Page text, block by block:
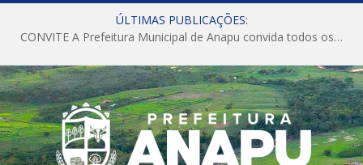
ÚLTIMAS PUBLICAÇÕES:
CONVITE A Prefeitura Municipal de Anapu convida todos os servidores públicos municipais para participarem da Audiência Pública de discussão da Lei de Diretrizes Orçamentárias (LDO), importante instrumento de planejamento das ações e investimentos da Administração Pública para o próximo exercício financeiro.